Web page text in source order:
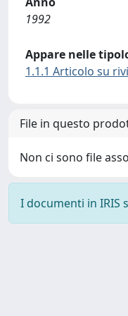
1992
Appare nelle
1.1.1 Articolo su
File in questo
Non ci sono file
I documenti in IRIS